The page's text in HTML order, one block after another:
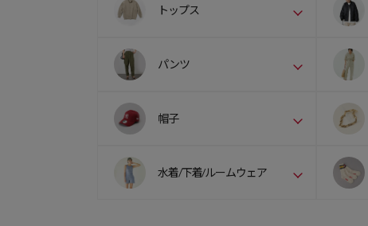
トップス
パンツ
帽子
水着/下着/ルームウェア